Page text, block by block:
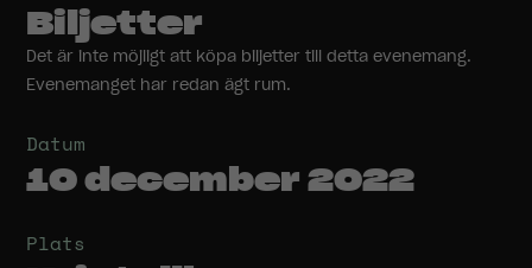
Biljetter
Det är inte möjligt att köpa biljetter till detta evenemang.
Evenemanget har redan ägt rum.
Datum
10 december 2022
Plats